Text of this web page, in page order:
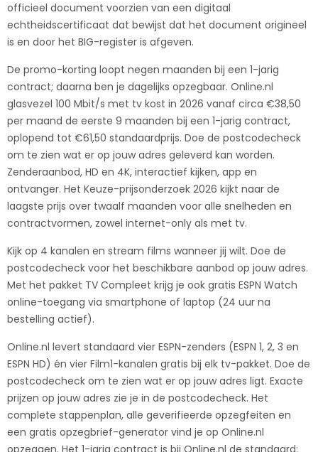
officieel document voorzien van een digitaal
echtheidscertificaat dat bewijst dat het document origineel
is en door het BIG-register is afgeven.
De promo-korting loopt negen maanden bij een 1-jarig
contract; daarna ben je dagelijks opzegbaar. Online.nl
glasvezel 100 Mbit/s met tv kost in 2026 vanaf circa €38,50
per maand de eerste 9 maanden bij een 1-jarig contract,
oplopend tot €61,50 standaardprijs. Doe de postcodecheck
om te zien wat er op jouw adres geleverd kan worden.
Zenderaanbod, HD en 4K, interactief kijken, app en
ontvanger. Het Keuze-prijsonderzoek 2026 kijkt naar de
laagste prijs over twaalf maanden voor alle snelheden en
contractvormen, zowel internet-only als met tv.
Kijk op 4 kanalen en stream films wanneer jij wilt. Doe de
postcodecheck voor het beschikbare aanbod op jouw adres.
Met het pakket TV Compleet krijg je ook gratis ESPN Watch
online-toegang via smartphone of laptop (24 uur na
bestelling actief).
Online.nl levert standaard vier ESPN-zenders (ESPN 1, 2, 3 en
ESPN HD) én vier Film1-kanalen gratis bij elk tv-pakket. Doe de
postcodecheck om te zien wat er op jouw adres ligt. Exacte
prijzen op jouw adres zie je in de postcodecheck. Het
complete stappenplan, alle geverifieerde opzegfeiten en
een gratis opzegbrief-generator vind je op Online.nl
opzeggen. Het 1-jarig contract is bij Online.nl de standaard;